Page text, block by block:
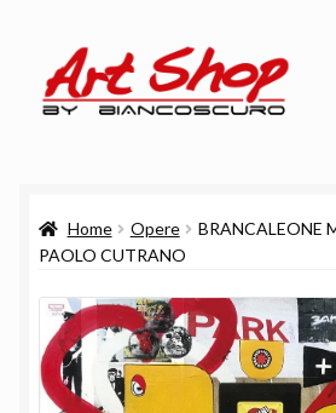
alla
navigazione
al
contenuto
Carrello
Cassa
Chi siamo
Home Opere
BRANCALEONE
PAOLO CUTRANO